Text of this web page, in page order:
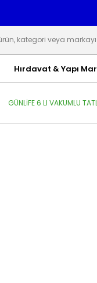
Hırdavat & Yapı
GÜNLİFE 6 LI VAKUMLU